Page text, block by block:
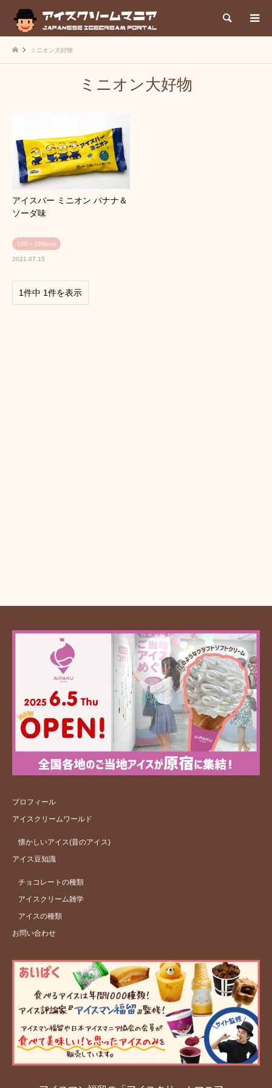
検索
ミニオン大好物
ミニオン大好物
アイスバー ミニオン バナナ＆
ソーダ味
100～199kcal
2021.07.15
1件中 1件を表示
プロフィール
アイスクリームワールド
懐かしいアイス(昔のアイス)
アイス豆知識
チョコレートの種類
アイスクリーム雑学
アイスの種類
お問い合わせ